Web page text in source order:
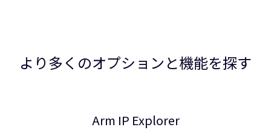
より多くのオプションと機能を探す
Arm IP Explorer